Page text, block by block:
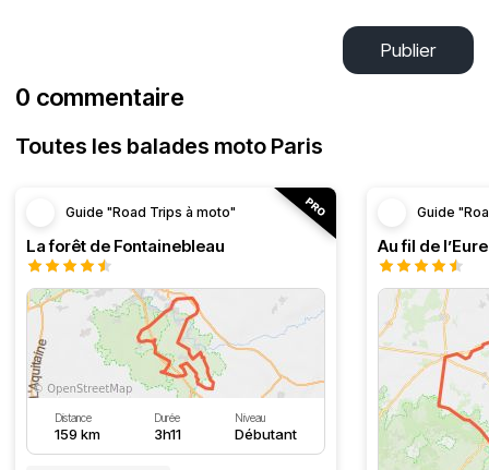
Publier
0 commentaire
Toutes les balades moto Paris
Guide "Road Trips à moto"
La forêt de Fontainebleau
Distance
159 km
Durée
3h11
Niveau
Débutant
Guide
Au fil de l’Eure